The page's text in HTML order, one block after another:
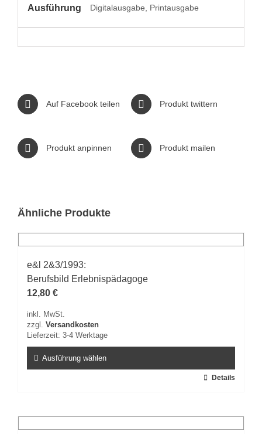
Ausführung Digitalausgabe, Printausgabe
Auf Facebook teilen Produkt twittern
Produkt anpinnen Produkt mailen
Ähnliche Produkte
e&l 2&3/1993:
Berufsbild Erlebnispädagoge
12,80 €
inkl. MwSt.
zzgl. Versandkosten
Lieferzeit: 3-4 Werktage
Ausführung wählen
mehrere
Varianten
Details